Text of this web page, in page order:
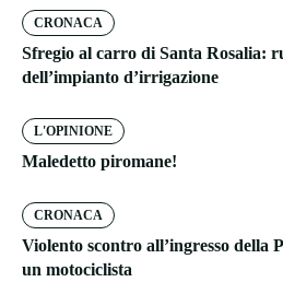
CRONACA
Sfregio al carro di Santa Rosalia:
dell’impianto d’irrigazione
L'OPINIONE
Maledetto piromane!
CRONACA
Violento scontro all’ingresso della
un motociclista